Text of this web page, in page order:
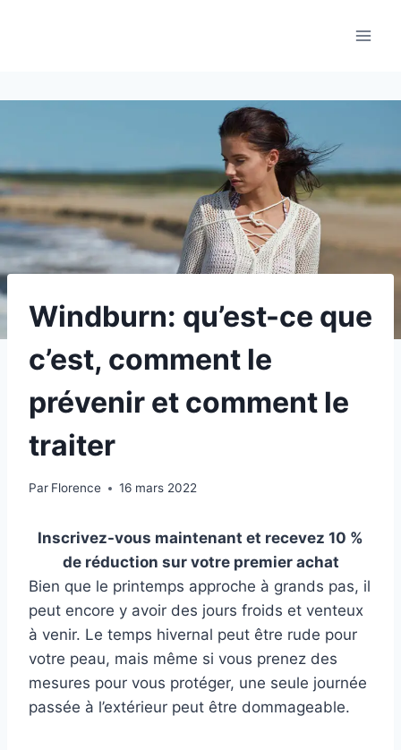
Windburn: qu’est-ce que
c’est, comment le
prévenir et comment le
traiter
Par Florence 16 mars 2022
Inscrivez-vous maintenant et recevez 10 %
de réduction sur votre premier achat
Bien que le printemps approche à grands pas, il
peut encore y avoir des jours froids et venteux
à venir. Le temps hivernal peut être rude pour
votre peau, mais même si vous prenez des
mesures pour vous protéger, une seule journée
passée à l’extérieur peut être dommageable.